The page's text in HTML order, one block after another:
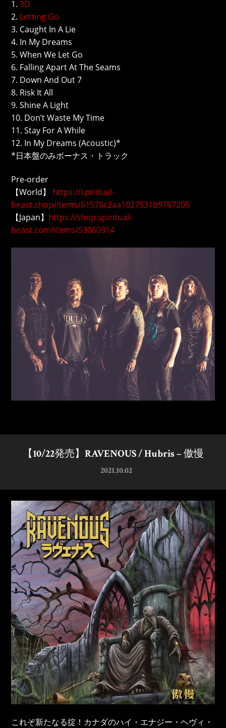
1.3D
2. Letting Go
3. Caught In A Lie
4. In My Dreams
5. When We Let Go
6. Falling Apart At The Seams
7. Down And Out 7
8. Risk It All
9. Shine A Light
10. Don’t Waste My Time
11. Stay For A While
12. In My Dreams (Acoustic)*
*日本盤のみボーナス・トラック
Pre-order
【World】 https://spiritual-
beast.shop/items/61576c2aa1027531b9767205
【Japan】 https://shop.spiritual-
beast.com/items/53060314
【10/22発売】RAVENOUS / Hubris – 傲慢
2021.10.02
これぞ新たなる掟！カナダのハイ・エナジー・ヘヴィ・